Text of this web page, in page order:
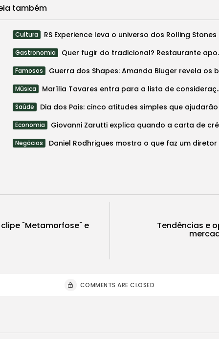
também
Cultura
Gastronomia Quer fugir do
Famosos
Música Marília Tavares entra
Saúde
Economia
Negócios
"Metamorfose" e Tendências e
COMMENTS ARE CLOSED